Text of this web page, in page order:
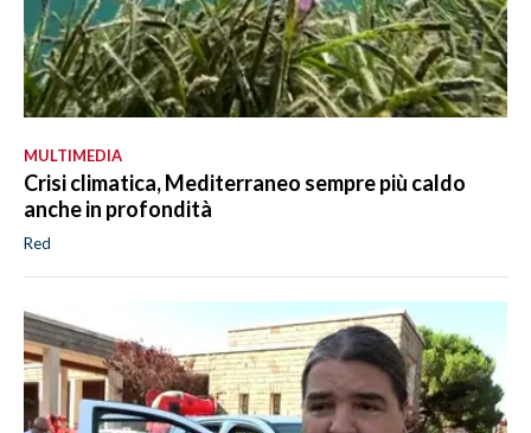
MULTIMEDIA
Crisi climatica, Mediterraneo sempre più caldo
anche in profondità
Red